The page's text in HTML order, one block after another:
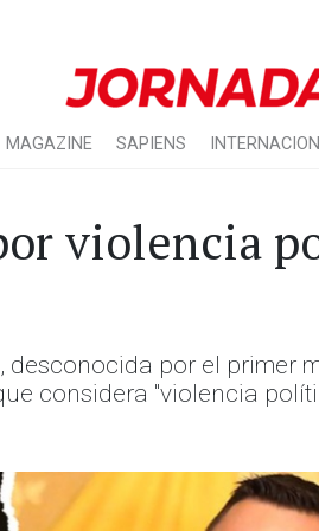
MAGAZINE SAPIENS
violencia
por el primer
considera "violencia